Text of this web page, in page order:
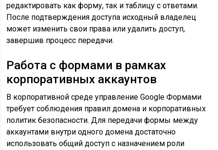
редактировать как форму, так и таблицу с ответами.
После подтверждения доступа исходный владелец
может изменить свои права или удалить доступ,
завершив процесс передачи.
Работа с формами в рамках
корпоративных аккаунтов
В корпоративной среде управление Google Формами
требует соблюдения правил домена и корпоративных
политик безопасности. Для передачи формы между
аккаунтами внутри одного домена достаточно
использовать общий доступ с назначением роли